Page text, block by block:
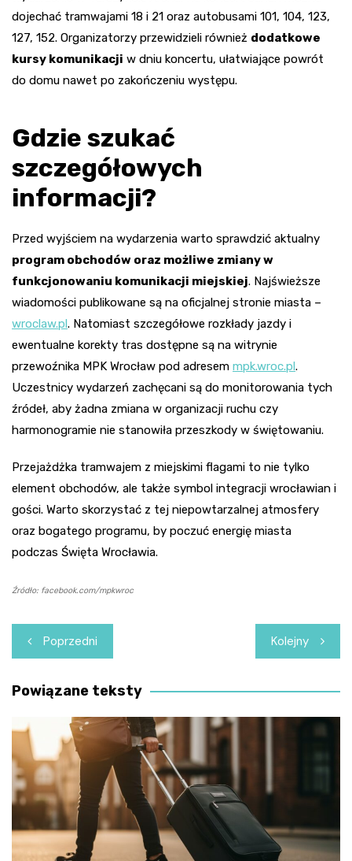
dojechać tramwajami 18 i 21 oraz autobusami 101, 104, 123,
127, 152. Organizatorzy przewidzieli również dodatkowe
kursy komunikacji w dniu koncertu, ułatwiające powrót
do domu nawet po zakończeniu występu.
Gdzie szukać
szczegółowych
informacji?
Przed wyjściem na wydarzenia warto sprawdzić aktualny
program obchodów oraz możliwe zmiany w
funkcjonowaniu komunikacji miejskiej. Najświeższe
wiadomości publikowane są na oficjalnej stronie miasta –
wroclaw.pl. Natomiast szczegółowe rozkłady jazdy i
ewentualne korekty tras dostępne są na witrynie
przewoźnika MPK Wrocław pod adresem mpk.wroc.pl.
Uczestnicy wydarzeń zachęcani są do monitorowania tych
źródeł, aby żadna zmiana w organizacji ruchu czy
harmonogramie nie stanowiła przeszkody w świętowaniu.
Przejażdżka tramwajem z miejskimi flagami to nie tylko
element obchodów, ale także symbol integracji wrocławian i
gości. Warto skorzystać z tej niepowtarzalnej atmosfery
oraz bogatego programu, by poczuć energię miasta
podczas Święta Wrocławia.
Źródło: facebook.com/mpkwroc
Nawigacja
wpisu
Poprzedni Kolejny
Powiązane teksty